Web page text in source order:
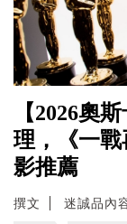
【2026奧
理，《一
影推薦
撰文 迷誠品內